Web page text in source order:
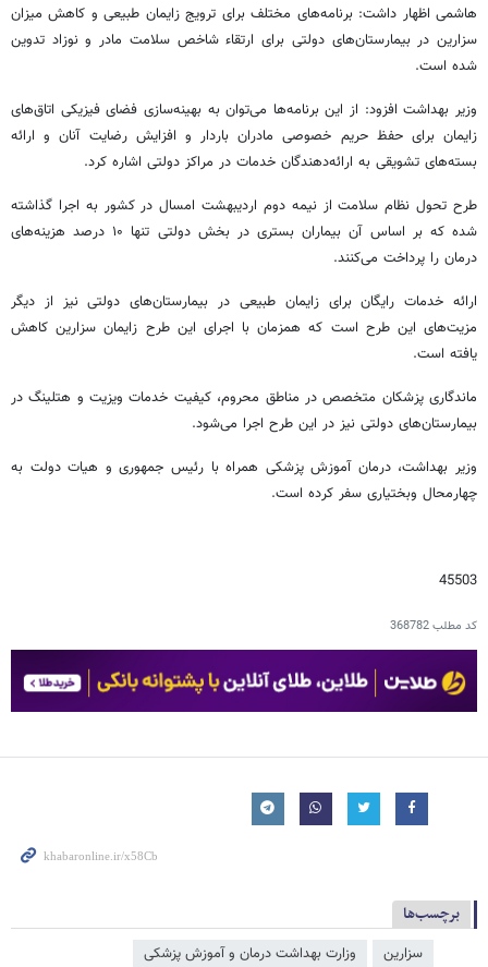
هاشمی اظهار داشت: برنامه‌های مختلف برای ترویج زایمان طبیعی و کاهش میزان
سزارین در بیمارستان‌های دولتی برای ارتقاء شاخص سلامت مادر و نوزاد تدوین
شده است.
وزیر بهداشت افزود: از این برنامه‌ها می‌توان به بهینه‌سازی فضای فیزیکی اتاق‌های
زایمان برای حفظ حریم خصوصی مادران باردار و افزایش رضایت آنان و ارائه
بسته‌های تشویقی به ارائه‌دهندگان خدمات در مراکز دولتی اشاره کرد.
طرح تحول نظام سلامت از نیمه دوم اردیبهشت امسال در کشور به اجرا گذاشته
شده که بر اساس آن بیماران بستری در بخش دولتی تنها ۱۰ درصد هزینه‌های
درمان را پرداخت می‌کنند.
ارائه خدمات رایگان برای زایمان طبیعی در بیمارستان‌های دولتی نیز از دیگر
مزیت‌های این طرح است که همزمان با اجرای این طرح زایمان سزارین کاهش
یافته است.
ماندگاری پزشکان متخصص در مناطق محروم، کیفیت خدمات ویزیت و هتلینگ در
بیمارستان‌های دولتی نیز در این طرح اجرا می‌شود.
وزیر بهداشت، درمان آموزش پزشکی همراه با رئیس جمهوری و هیات دولت به
چهارمحال وبختیاری سفر کرده است.
45503
کد مطلب368782
برچسب‌ها
سزارین
وزارت بهداشت درمان و آموزش پزشکی